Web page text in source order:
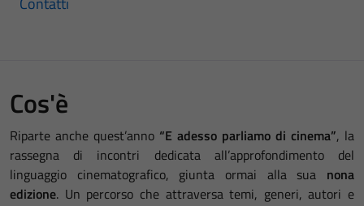
Cos'è
Riparte anche quest’anno “E adesso parliamo di cinema”, la
rassegna di incontri dedicata all’approfondimento del
linguaggio cinematografico, giunta ormai alla sua nona
edizione. Un percorso che attraversa temi, generi, autori e